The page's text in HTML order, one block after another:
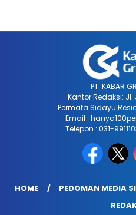
PT. KABAR
Kantor Redaksi: Jl.
Permata Sidayu
Email :
Telepon : 031-
HOME PEDOMAN MEDIA